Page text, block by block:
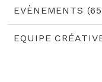
EVÈNEMENTS
EQUIPE